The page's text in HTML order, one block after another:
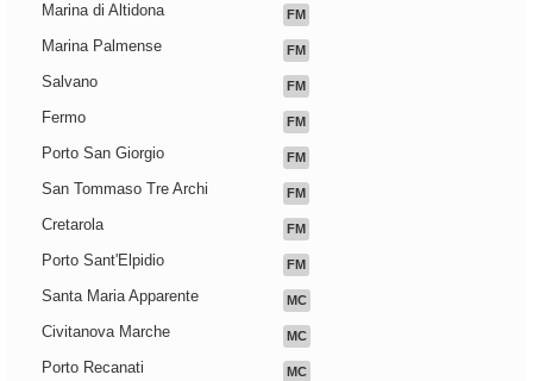
Marina di Altidona FM
Marina Palmense FM
Salvano FM
Fermo FM
Porto San Giorgio FM
San Tommaso Tre Archi FM
Cretarola FM
Porto Sant'Elpidio FM
Santa Maria Apparente MC
Civitanova Marche MC
Porto Recanati MC